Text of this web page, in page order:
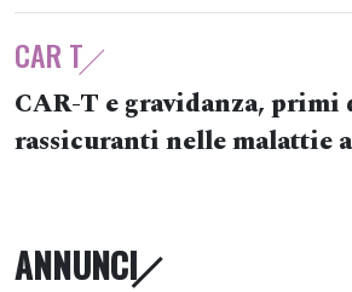
CAR T
CAR-T e gravidanza, primi
rassicuranti nelle malattie
ANNUNCI